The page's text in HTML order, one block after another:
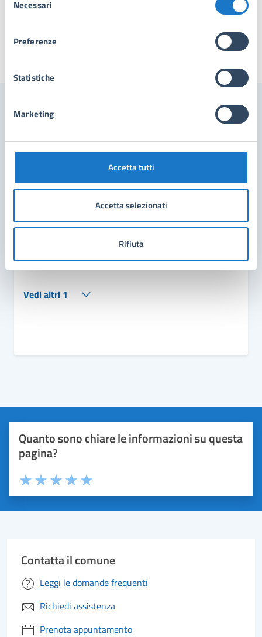
delNecessari
Preferenze
Statistiche
Marketing
Accetta tutti
Accetta selezionati
Rifiuta
Report periodico di qualità dell'aria
Regolamento Comunale Verde Pubblico e Privato
Dichiarazione Ambientale Comune di Forte dei
Politica Ambientale - Comune di Forte dei Marmi
Vedi altri 1
Quanto sono chiare le informazioni su questa
pagina?
Valuta 5 stelle su 5
Valuta 4 stelle su 5
Valuta 3 stelle su 5
Valuta 2 stelle su 5
Valuta 1 stelle su 5
Contatta il comune
Leggi le domande frequenti
Richiedi assistenza
Prenota appuntamento